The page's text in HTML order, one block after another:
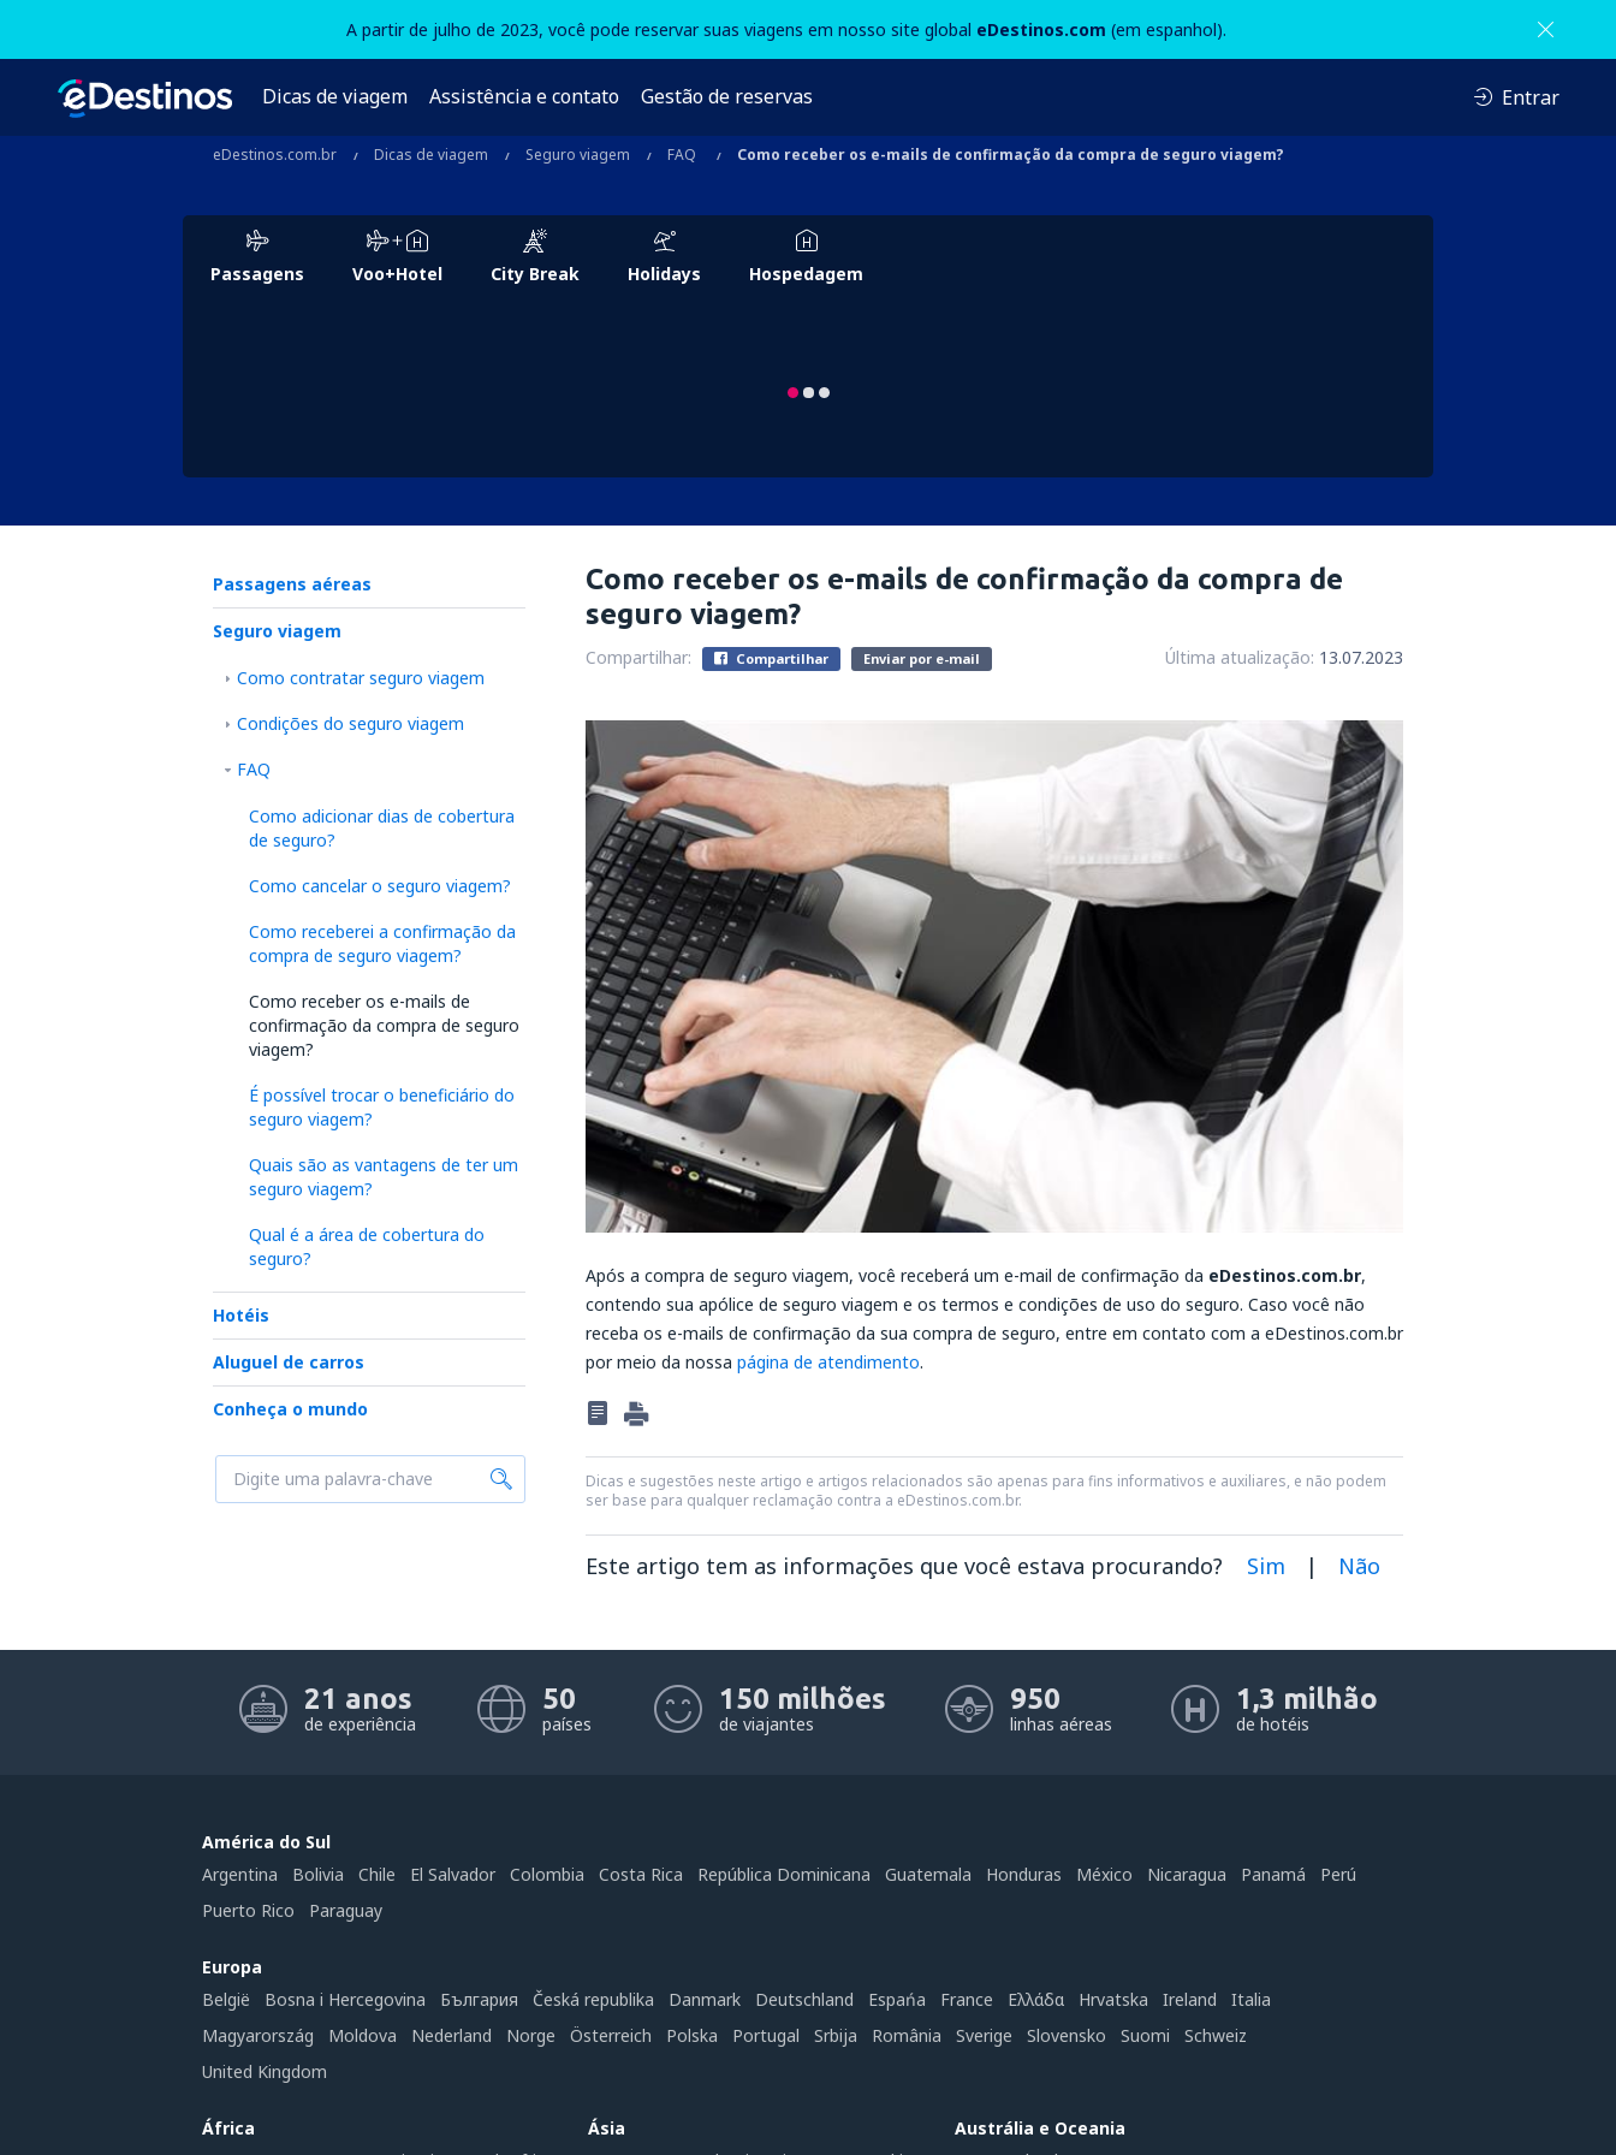
A partir de julho de 2023, você pode reservar suas viagens em nosso site global eDestinos.com (em espanhol).
Dicas de viagem Assistência e contato Gestão de reservas Entrar
eDestinos.com.br Dicas de viagem Seguro viagem FAQ Como receber os e-mails de confirmação da compra de seguro viagem?
Passagens Voo+Hotel City Break Holidays Hospedagem
Passagens aéreas
Seguro viagem
Como contratar seguro viagem
Condições do seguro viagem
FAQ
Como adicionar dias de cobertura
de seguro?
Como cancelar o seguro viagem?
Como receberei a confirmação da
compra de seguro viagem?
Como receber os e-mails de
confirmação da compra de seguro
viagem?
É possível trocar o beneficiário do
seguro viagem?
Quais são as vantagens de ter um
seguro viagem?
Qual é a área de cobertura do
seguro?
Hotéis
Aluguel de carros
Conheça o mundo
Como receber os e-mails de confirmação da compra de
seguro viagem?
Compartilhar: Compartilhar Enviar por e-mail Última atualização: 13.07.2023
Após a compra de seguro viagem, você receberá um e-mail de confirmação da eDestinos.com.br,
contendo sua apólice de seguro viagem e os termos e condições de uso do seguro. Caso você não
receba os e-mails de confirmação da sua compra de seguro, entre em contato com a eDestinos.com.br
por meio da nossa página de atendimento.
Dicas e sugestões neste artigo e artigos relacionados são apenas para fins informativos e auxiliares, e não podem
ser base para qualquer reclamação contra a eDestinos.com.br.
Este artigo tem as informações que você estava procurando? Sim | Não
Contém informação incorreta
21 anos
de experiência
50
países
150 milhões
de viajantes
950
linhas aéreas
1,3 milhão
de hotéis
América do Sul
Argentina
Bolivia Chile El Salvador Colombia Costa Rica República Dominicana Guatemala Honduras México Nicaragua Panamá
Perú
Puerto Rico
Paraguay
Europa
België
Bosna i Hercegovina България Česká republika Danmark Deutschland Espańa France Ελλάδα Hrvatska Ireland
Italia
Magyarország
Moldova Nederland Norge Österreich Polska Portugal Srbija România Sverige Slovensko Suomi
Schweiz
United Kingdom
África
Ásia
Austrália e Oceania